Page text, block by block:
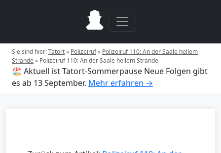
Sie sind hier:Tatort» Polizeiruf» Polizeiruf 110: An der Saale hellem
Strande» Polizeiruf 110: An der Saale hellem Strande
🏖️ Aktuell ist Tatort-Sommerpause Neue Folgen gibt
es ab 13 September. Mehr erfahren →